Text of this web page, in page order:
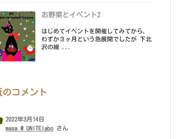
お野菜とイベント2
はじめてイベントを開催してみてから、
わずか３ヶ月という急展開でしたが 下北
沢の線 ...
のコメント
2022年3月14日
masa @ UNITElabo さん